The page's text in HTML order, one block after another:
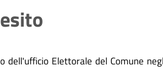
Elettorale del Comune